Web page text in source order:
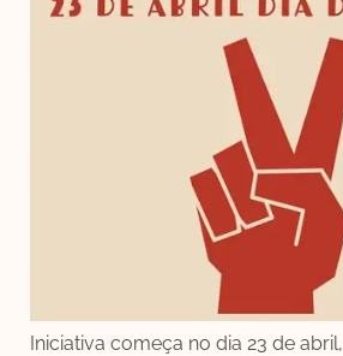
Iniciativa começa no dia 23 de